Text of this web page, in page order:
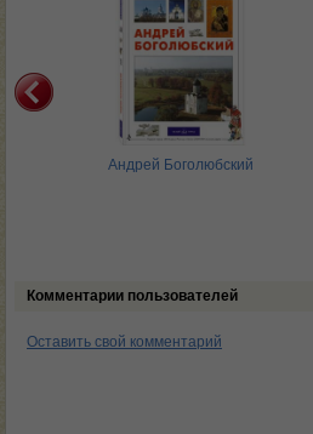
Андрей Боголюбский
Комментарии пользователей
Оставить свой комментарий